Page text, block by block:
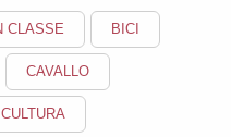
CLASSE BICI
CAVALLO
CULTURA